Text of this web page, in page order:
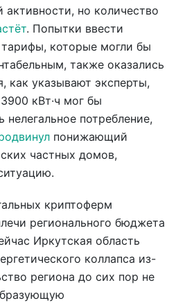
активности, но количество
. Попытки ввести
которые могли бы
также оказались
как указывают эксперты,
кВт·ч мог бы
нелегальное потребление,
понижающий
частных домов,
криптоферм
регионального бюджета
Иркутская область
коллапса из-
региона до сих пор не